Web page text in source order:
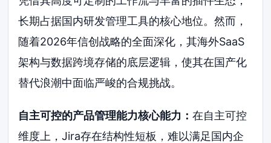
长期占据国内研发管理工具的核心地位。然而，
随着2026年信创战略的全面深化，其海外SaaS
架构与数据跨境存储的底层逻辑，使其在国产化
替代浪潮中面临严峻的合规挑战。
自主可控的产品管理能力核心能力：在自主可控
维度上，Jira存在结构性短板，难以满足国内企